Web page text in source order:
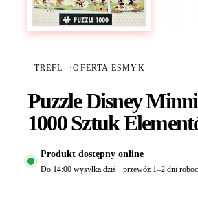
TREFL ·OFERTA ESMYK
Puzzle Disney
1000 Sztuk
Produkt dostępny online
Do 14:00 wysyłka dziś · przewóz 1–2 dni